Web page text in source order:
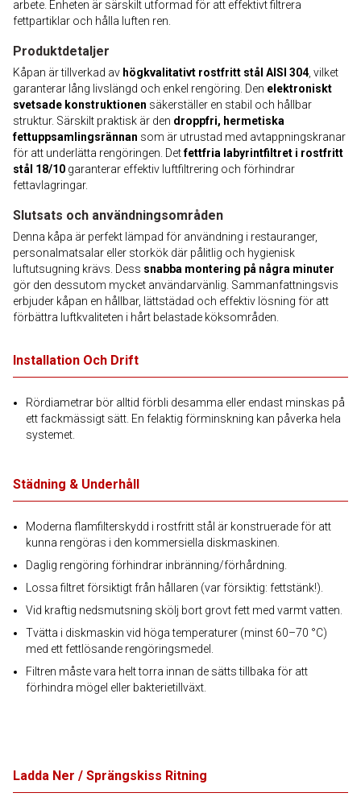
arbete. Enheten är särskilt utformad för att effektivt filtrera
fettpartiklar och hålla luften ren.
Produktdetaljer
Kåpan är tillverkad av högkvalitativt rostfritt stål AISI 304, vilket
garanterar lång livslängd och enkel rengöring. Den elektroniskt
svetsade konstruktionen säkerställer en stabil och hållbar
struktur. Särskilt praktisk är den droppfri, hermetiska
fettuppsamlingsrännan som är utrustad med avtappningskranar
för att underlätta rengöringen. Detfettfria labyrintfiltret i rostfritt
stål 18/10 garanterar effektiv luftfiltrering och förhindrar
fettavlagringar.
Slutsats och användningsområden
Denna kåpa är perfekt lämpad för användning i restauranger,
personalmatsalar eller storkök där pålitlig och hygienisk
luftutsugning krävs. Dess snabba montering på några minuter
gör den dessutom mycket användarvänlig. Sammanfattningsvis
erbjuder kåpan en hållbar, lättstädad och effektiv lösning för att
förbättra luftkvaliteten i hårt belastade köksområden.
Installation Och Drift
Rördiametrar bör alltid förbli desamma eller endast minskas på
ett fackmässigt sätt. En felaktig förminskning kan påverka hela
systemet.
Städning & Underhåll
Moderna flamfilterskydd i rostfritt stål är konstruerade för att
kunna rengöras i den kommersiella diskmaskinen.
Daglig rengöring förhindrar inbränning/förhårdning.
Lossa filtret försiktigt från hållaren (var försiktig: fettstänk!).
Vid kraftig nedsmutsning skölj bort grovt fett med varmt vatten.
Tvätta i diskmaskin vid höga temperaturer (minst 60–70 °C)
med ett fettlösande rengöringsmedel.
Filtren måste vara helt torra innan de sätts tillbaka för att
förhindra mögel eller bakterietillväxt.
Ladda Ner / Sprängskiss Ritning